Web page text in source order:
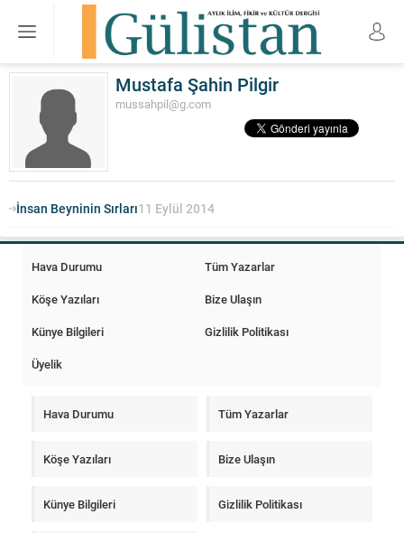
Mustafa Şahin Pilgir
mussahpil@g.com
İnsan Beyninin Sırları11 Eylül 2014
Hava Durumu
Tüm Yazarlar
Köşe Yazıları
Bize Ulaşın
Künye Bilgileri
Gizlilik Politikası
Üyelik
Hava Durumu Tüm Yazarlar
Köşe Yazıları Bize Ulaşın
Künye Bilgileri Gizlilik Politikası